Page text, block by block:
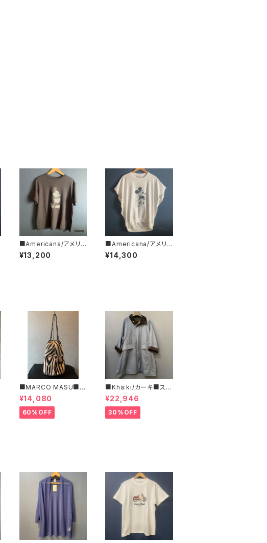
■Americana/アメリカ
ーナ■Mickey Mous
e/ミッキーマウス/プリ
¥13,200
■Americana/アメリカ
ーナ■Mickey Mous
e/ミッキーマウス/プリ
¥14,300
■MARCO MASU■マ
ルコ マージ■ハラコ・ゼ
ブラ柄巾着BAG■程よ
いサイズで可愛い
¥14,080
60%OFF
■Kha:ki/カーキ■スタ
ンドカラー・コート■
¥22,946
30%OFF